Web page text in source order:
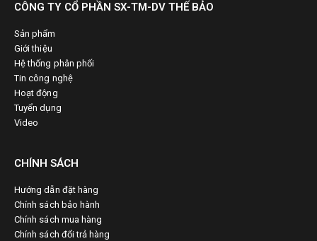
CÔNG TY CỔ PHẦN SX-TM-DV THẾ BẢO
Sản phẩm
Giới thiệu
Hệ thống phân phối
Tin công nghệ
Hoạt động
Tuyển dụng
Video
CHÍNH SÁCH
Hướng dẫn đặt hàng
Chính sách bảo hành
Chính sách mua hàng
Chính sách đổi trả hàng